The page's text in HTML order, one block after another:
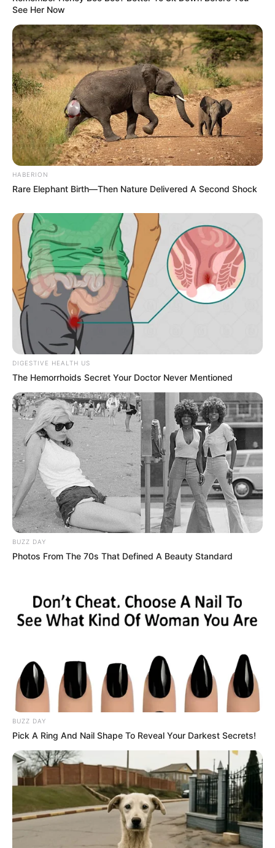
See Her Now
HABERION
Rare Elephant Birth—Then Nature Delivered A Second Shock
DIGESTIVE HEALTH US
The Hemorrhoids Secret Your Doctor Never Mentioned
BUZZ DAY
Photos From The 70s That Defined A Beauty Standard
BUZZ DAY
Pick A Ring And Nail Shape To Reveal Your Darkest Secrets!